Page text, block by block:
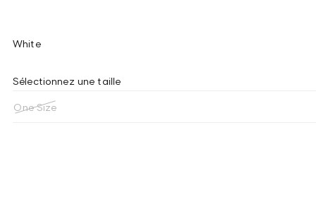
White
Sélectionnez une taille
One Size